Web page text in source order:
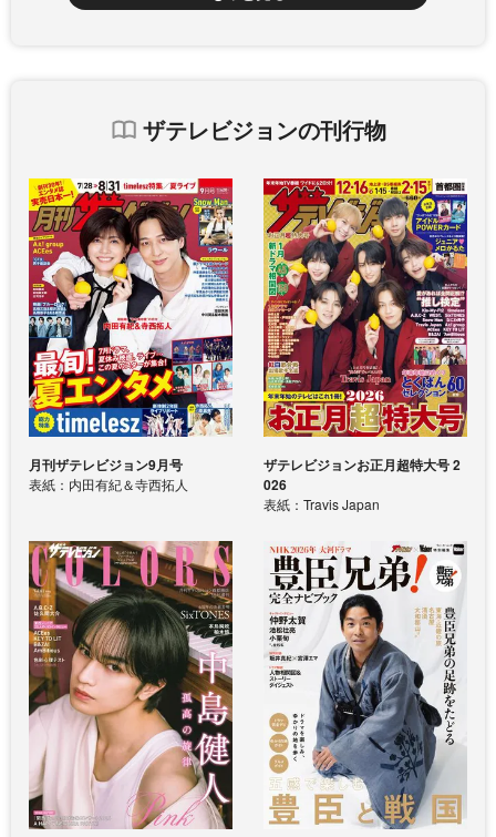
ザテレビジョンの刊行物
月刊ザテレビジョン9月号
表紙：内田有紀＆寺西拓人
ザテレビジョンお正月超特大号 2
026
表紙：Travis Japan